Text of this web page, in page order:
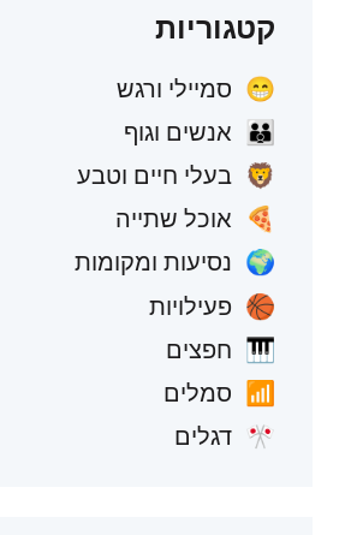
קטגוריות
😁 סמיילי ורגש
👪 אנשים וגוף
🦁 בעלי חיים וטבע
🍕 אוכל שתייה
🌍 נסיעות ומקומות
🏀 פעילויות
🎹 חפצים
📶 סמלים
🎌 דגלים